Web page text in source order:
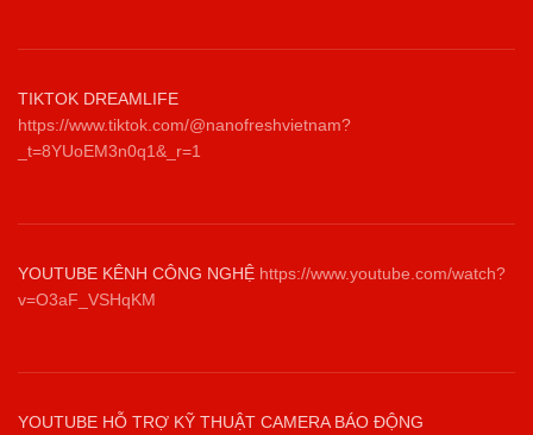
TIKTOK DREAMLIFE
https://www.tiktok.com/@nanofreshvietnam?
_t=8YUoEM3n0q1&_r=1
YOUTUBE KÊNH CÔNG NGHỆ https://www.youtube.com/watch?
v=O3aF_VSHqKM
YOUTUBE HỖ TRỢ KỸ THUẬT CAMERA BÁO ĐỘNG